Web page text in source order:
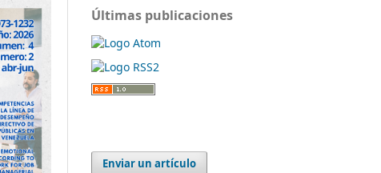
Últimas publicaciones
Enviar un artículo